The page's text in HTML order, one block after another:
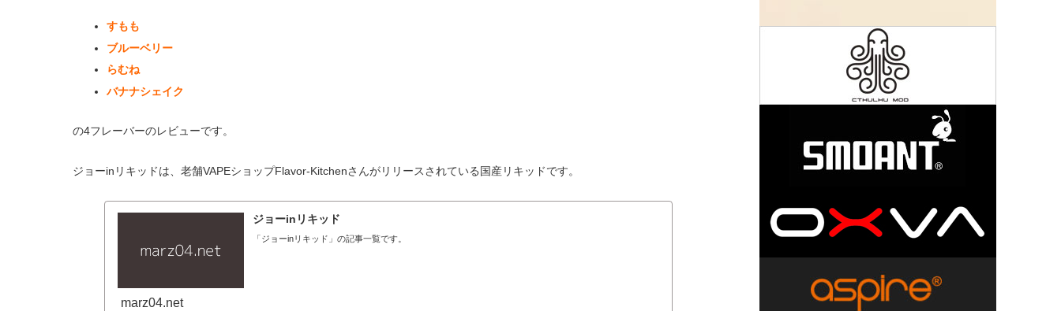
すもも
ブルーベリー
らむね
バナナシェイク
の4フレーバーのレビューです。
ジョーinリキッドは、老舗VAPEショップFlavor-Kitchenさんがリリースされている国産リキッドです。
ジョーinリキッド
「ジョーinリキッド」の記事一覧です。
marz04.net